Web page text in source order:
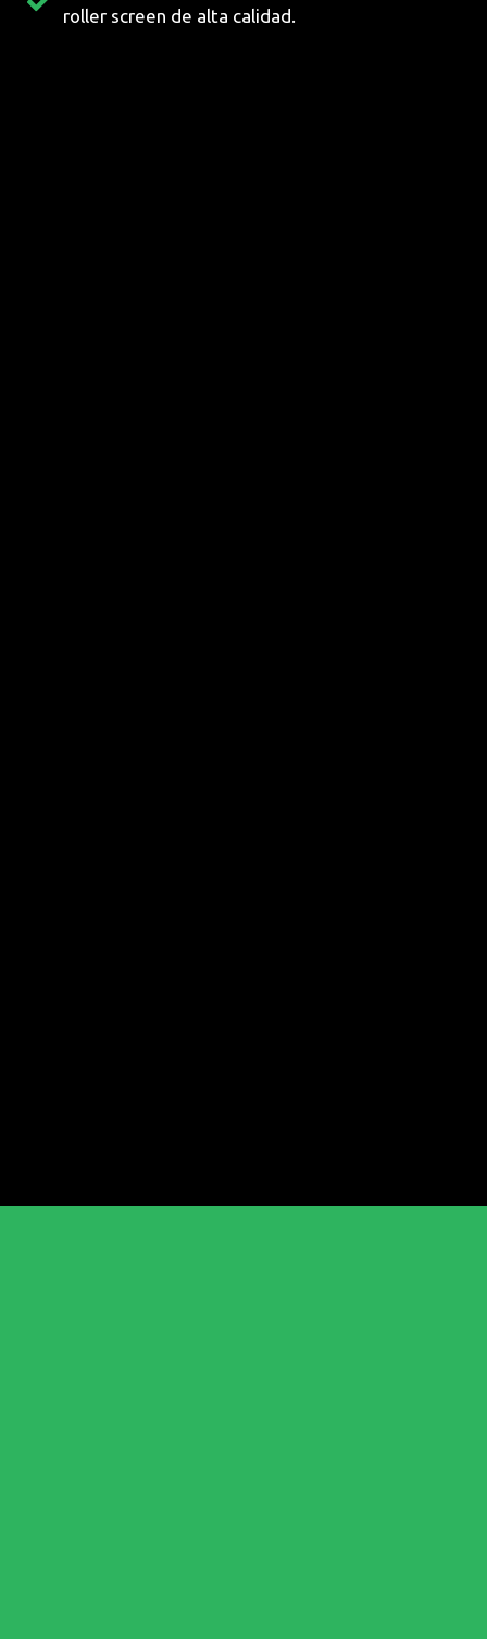
roller screen de alta calidad.